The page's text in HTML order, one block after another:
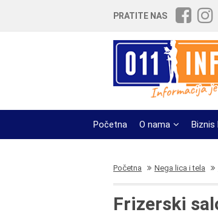
PRATITE NAS
Početna O nama Biznis
Početna Nega lica i tela
Frizerski